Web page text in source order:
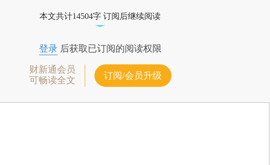
本文共计14504字 订阅后继续阅读
登录后获取已订阅的阅读权限
财新通会员
可畅读全文
订阅/会员升级